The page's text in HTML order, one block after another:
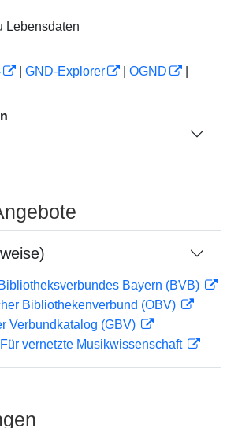
Lebensdaten
GND-Explorer OGND
Bayern (BVB)
Bibliothekenverbund (OBV)
Verbundkatalog (GBV)
vernetzte Musikwissenschaft